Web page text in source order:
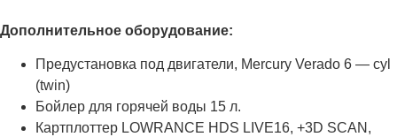
Дополнительное оборудование:
Предустановка под двигатели, Mercury Verado 6 — cyl
(twin)
Бойлер для горячей воды 15 л.
Картплоттер LOWRANCE HDS LIVE16, +3D SCAN,